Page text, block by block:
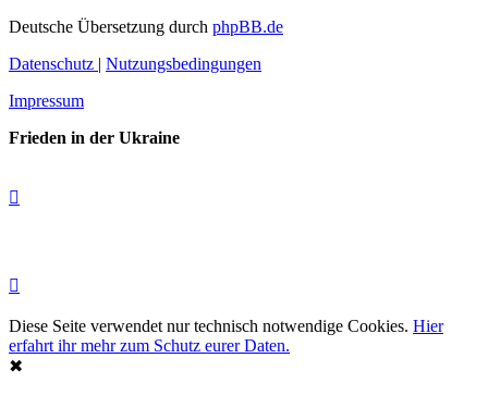
Deutsche Übersetzung durch phpBB.de
Datenschutz | Nutzungsbedingungen
Impressum
Frieden in der Ukraine
Diese Seite verwendet nur technisch notwendige Cookies. Hier
erfahrt ihr mehr zum Schutz eurer Daten.
✖